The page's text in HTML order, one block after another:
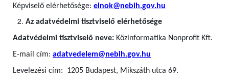
Képviselő elérhetősége: elnok@nebih.gov.hu
Az adatvédelmi tisztviselő elérhetősége
Adatvédelmi tisztviselő neve: Közinformatika Nonprofit Kft.
E-mail cím: adatvedelem@nebih.gov.hu
Levelezési cím: 1205 Budapest, Mikszáth utca 69.